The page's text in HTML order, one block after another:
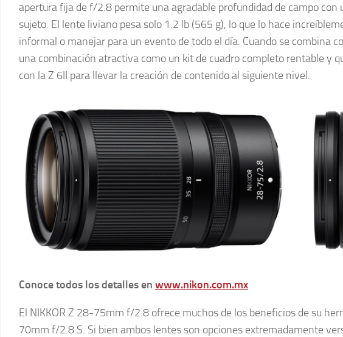
apertura fija de f/2.8 permite una agradable profundidad de campo
sujeto. El lente liviano pesa solo 1.2 lb (565 g), lo que lo hace
informal o manejar para un evento de todo el día. Cuando se combina
una combinación atractiva como un kit de cuadro completo rentable y
con la Z 6II para llevar la creación de contenido al siguiente nivel.
Conoce todos los detalles en www.nikon.com.mx
El NIKKOR Z 28-75mm f/2.8 ofrece muchos de los beneficios de su
70mm f/2.8 S. Si bien ambos lentes son opciones extremadamente